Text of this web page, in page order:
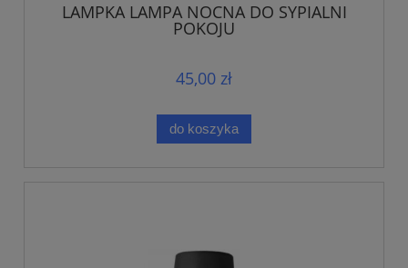
LAMPKA LAMPA NOCNA DO SYPIALNI
POKOJU
45,00 zł
do koszyka